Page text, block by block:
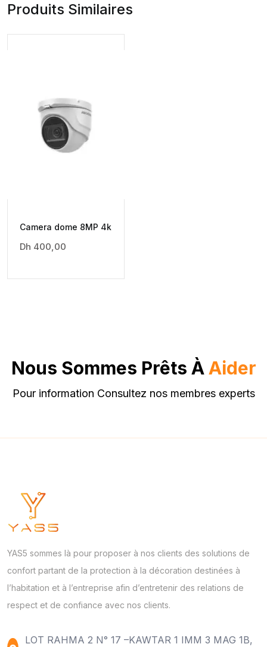
Produits Similaires
Camera dome 8MP 4k
Dh 400,00
Nous Sommes Prêts ÀAider
Pour information Consultez nos membres experts
YAS5 sommes là pour proposer à nos clients des solutions de
confort partant de la protection à la décoration destinées à
l’habitation et à l’entreprise afin d’entretenir des relations de
respect et de confiance avec nos clients.
LOT RAHMA 2 N° 17 –KAWTAR 1 IMM 3 MAG 1B,